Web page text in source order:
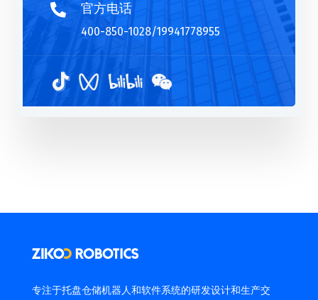
 官方电话
400-850-1028/19941778955
专注于托盘仓储机器人和软件系统的研发设计和生产交